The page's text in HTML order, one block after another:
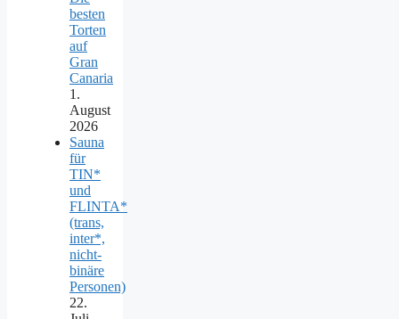
besten
Torten
auf
Gran
Canaria
1.
August
2026
Sauna
für
TIN*
und
FLINTA*
(trans,
inter*,
nicht-
binäre
Personen)
22.